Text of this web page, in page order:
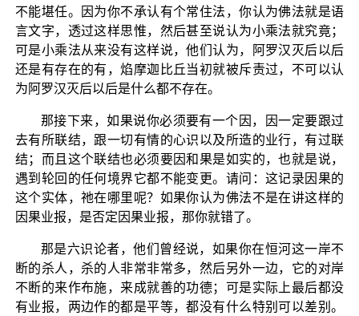
不能堪任。因为你不承认有个常住法，你认为佛法就是语
言文字，透过这样思惟，然后甚至说认为小乘法就究竟；
可是小乘法从来没有这样说，他们认为，阿罗汉灭后以后
还是有存在的有，焰摩迦比丘当初就被斥责过，不可以认
为阿罗汉灭后以后是什么都不存在。
那接下来，如果说你必须要有一个因，因一定要跟过
去有所联结，跟一切有情的心识以及所造的业行，有过联
结；而且这个联结也必须要因和果是如实的，也就是说，
遇到轮回的任何境界它都不能变更。请问：这记录因果的
这个实体，祂在哪里呢？如果你认为佛法不是在讲这样的
因果业报，是否定因果业报，那你就错了。
那是六识论者，他们曾经说，如果你在恒河这一岸不
断的杀人，杀的人非常非常多，然后另外一边，它的对岸
不断的来作布施，来成就善的功德；可是实际上最后都没
有业报，两边作的都是平等，都没有什么特别可以差别。